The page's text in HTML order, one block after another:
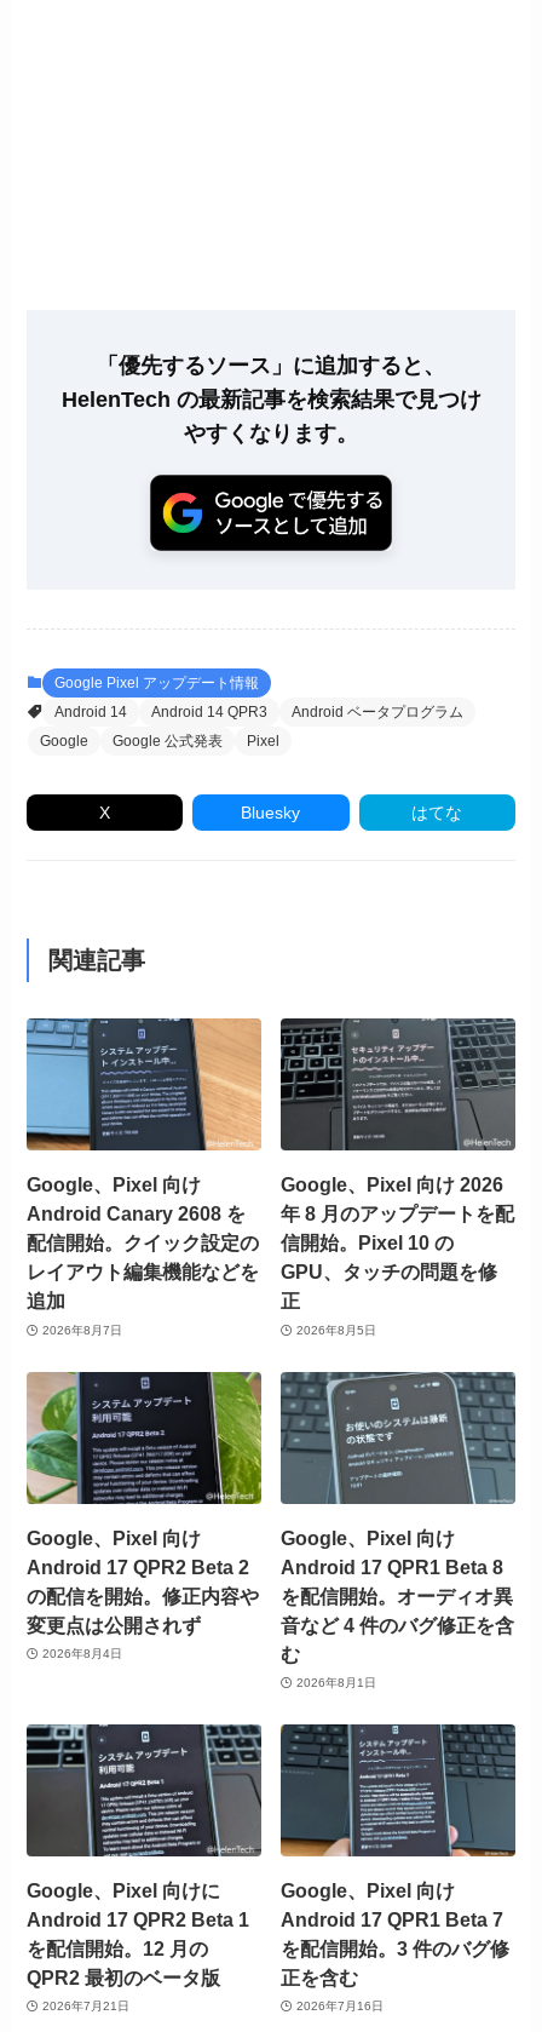
「優先するソース」に追加すると、
HelenTech の最新記事を検索結果で見つけ
やすくなります。
Google Pixel アップデート情報
Android 14
Android 14 QPR3
Android ベータプログラム
Google
Google 公式発表 Pixel
X Bluesky はてな
関連記事
Google、Pixel 向け
Android Canary 2608 を
配信開始。クイック設定の
レイアウト編集機能などを
追加
2026年8月7日
Google、Pixel 向け 2026
年 8 月のアップデートを配
信開始。Pixel 10 の
GPU、タッチの問題を修
正
2026年8月5日
Google、Pixel 向け
Android 17 QPR2 Beta 2
の配信を開始。修正内容や
変更点は公開されず
2026年8月4日
Google、Pixel 向け
Android 17 QPR1 Beta 8
を配信開始。オーディオ異
音など 4 件のバグ修正を含
む
2026年8月1日
Google、Pixel 向けに
Android 17 QPR2 Beta 1
を配信開始。12 月の
QPR2 最初のベータ版
2026年7月21日
Google、Pixel 向け
Android 17 QPR1 Beta 7
を配信開始。3 件のバグ修
正を含む
2026年7月16日